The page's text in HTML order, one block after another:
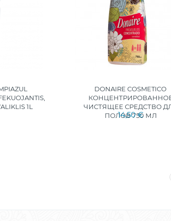
1L
DONAIRE COSMETICO
ЧИСТЯЩЕЕ СРЕДСТВО
ПОЛОВ 750 МЛ
14,50 €